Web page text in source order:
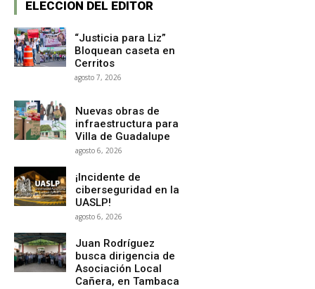
ELECCION DEL EDITOR
“Justicia para Liz”
Bloquean caseta en
Cerritos
agosto 7, 2026
Nuevas obras de
infraestructura para
Villa de Guadalupe
agosto 6, 2026
¡Incidente de
ciberseguridad en la
UASLP!
agosto 6, 2026
Juan Rodríguez
busca dirigencia de
Asociación Local
Cañera, en Tambaca